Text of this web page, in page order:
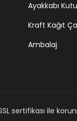
Ayakkabı
Kraft Kağıt
Ambalaj
sertifikası ile